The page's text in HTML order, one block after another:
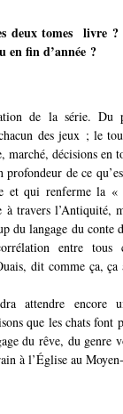
deux tomes livre
en fin d’année ?
de la série. Du
des jeux ; le
marché, décisions en
profondeur de ce
et qui renferme la «
travers l’Antiquité,
du langage du conte
entre tous
dit comme ça,
attendre encore
que les chats font
du rêve, du genre
à l’Église au